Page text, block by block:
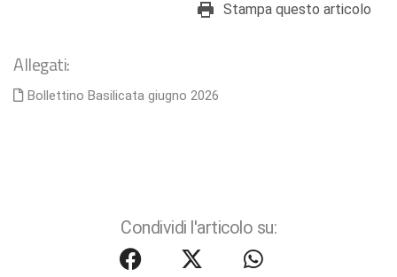
Stampa questo articolo
Allegati:
Bollettino Basilicata giugno 2026
Condividi l'articolo su: